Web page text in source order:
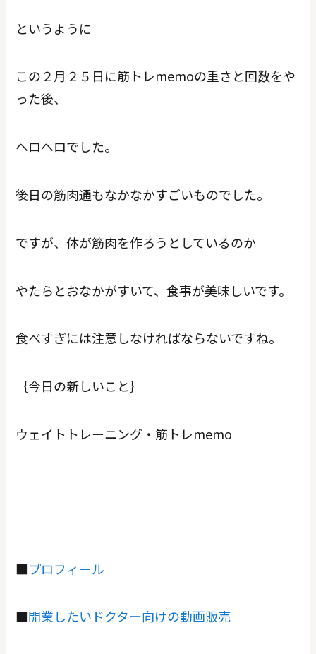
というように
この２月２５日に筋トレmemoの重さと回数をや
った後、
ヘロヘロでした。
後日の筋肉通もなかなかすごいものでした。
ですが、体が筋肉を作ろうとしているのか
やたらとおなかがすいて、食事が美味しいです。
食べすぎには注意しなければならないですね。
｛今日の新しいこと｝
ウェイトトレーニング・筋トレmemo
■プロフィール
■開業したいドクター向けの動画販売